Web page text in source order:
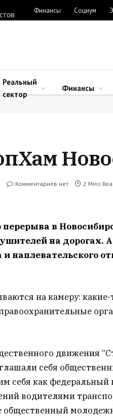
Финансы Социум
Реальный
сектор
Финансы
Комментариев нет 2 Mins
перерыва в
на дорогах.
и наплевательского
на камеру:
движения
себя
себя как
водителями